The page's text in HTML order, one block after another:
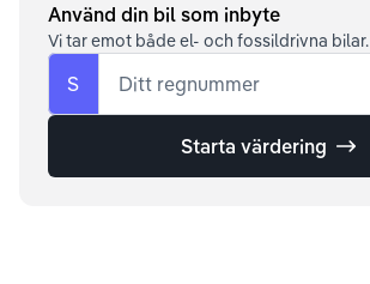
Använd din bil som inbyte
Vi tar emot både el- och fossildrivna bilar.
S Ditt regnummer
Starta värdering